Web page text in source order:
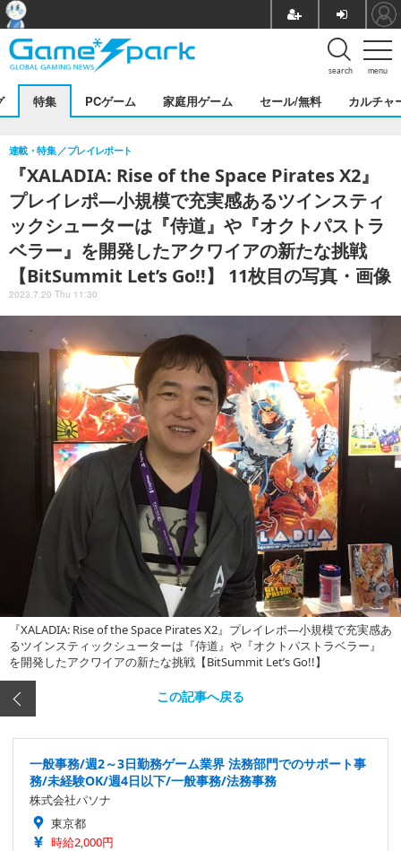
menu
search
特集 PCゲーム 家庭用ゲーム セール/無料 カルチャ
『XALADIA: Rise of the Space Pirates X2』
プレイレポ―小規模で充実感あるツインスティ
ックシューターは『侍道』や『オクトパストラ
ベラー』を開発したアクワイアの新たな挑戦
【BitSummit Let’s Go!!】 11枚目の写真・画像
連載・特集 プレイレポート
2023.7.20 Thu 11:30
『XALADIA: Rise of the Space Pirates X2』プレイレポ―小規模で充実感あ
るツインスティックシューターは『侍道』や『オクトパストラベラー』
を開発したアクワイアの新たな挑戦【BitSummit Let’s Go!!】
この記事へ戻る
一般事務/週2～3日勤務ゲーム業界 法務部門でのサポート事
務/未経験OK/週4日以下/一般事務/法務事務
株式会社パソナ
東京都
時給2,000円